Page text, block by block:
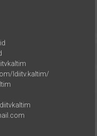
ldiitv.kaltim/